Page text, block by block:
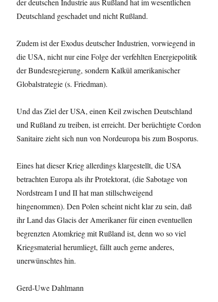
der deutschen Industrie aus Rußland hat im wesentlichen
Deutschland geschadet und nicht Rußland.
Zudem ist der Exodus deutscher Industrien, vorwiegend in
die USA, nicht nur eine Folge der verfehlten Energiepolitik
der Bundesregierung, sondern Kalkül amerikanischer
Globalstrategie (s. Friedman).
Und das Ziel der USA, einen Keil zwischen Deutschland
und Rußland zu treiben, ist erreicht. Der berüchtigte Cordon
Sanitaire zieht sich nun von Nordeuropa bis zum Bosporus.
Eines hat dieser Krieg allerdings klargestellt, die USA
betrachten Europa als ihr Protektorat, (die Sabotage von
Nordstream I und II hat man stillschweigend
hingenommen). Den Polen scheint nicht klar zu sein, daß
ihr Land das Glacis der Amerikaner für einen eventuellen
begrenzten Atomkrieg mit Rußland ist, denn wo so viel
Kriegsmaterial herumliegt, fällt auch gerne anderes,
unerwünschtes hin.
Gerd-Uwe Dahlmann